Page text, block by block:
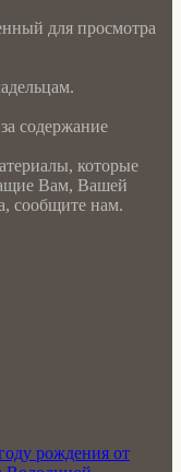
для просмотра
содержание
которые
Вам, Вашей
сообщите нам.
рождения от